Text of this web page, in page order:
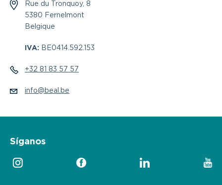
Rue du Tronquoy, 8
5380 Fernelmont
Belgique
IVA: BE0414.592.153
+32 81 83 57 57
info@beal.be
Síganos